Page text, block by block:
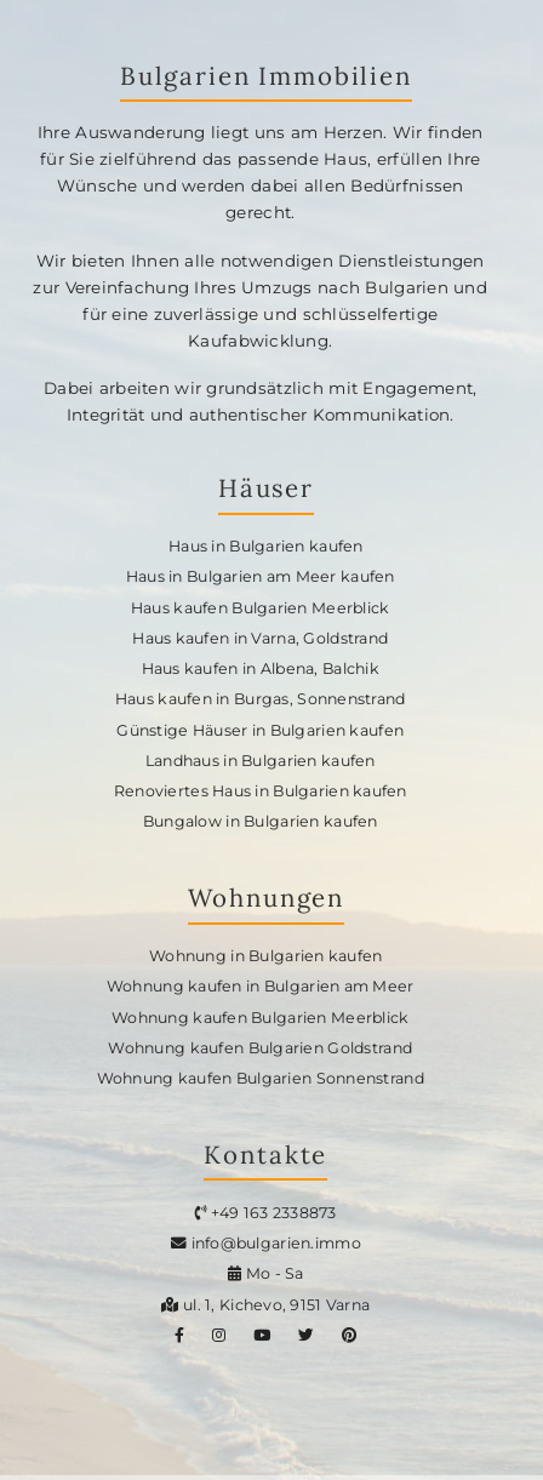
Bulgarien Immobilien
Ihre Auswanderung liegt uns am Herzen. Wir finden
für Sie zielführend das passende Haus, erfüllen Ihre
Wünsche und werden dabei allen Bedürfnissen
gerecht.
Wir bieten Ihnen alle notwendigen Dienstleistungen
zur Vereinfachung Ihres Umzugs nach Bulgarien und
für eine zuverlässige und schlüsselfertige
Kaufabwicklung.
Dabei arbeiten wir grundsätzlich mit Engagement,
Integrität und authentischer Kommunikation.
Häuser
Haus in Bulgarien kaufen
Haus in Bulgarien am Meer kaufen
Haus kaufen Bulgarien Meerblick
Haus kaufen in Varna, Goldstrand
Haus kaufen in Albena, Balchik
Haus kaufen in Burgas, Sonnenstrand
Günstige Häuser in Bulgarien kaufen
Landhaus in Bulgarien kaufen
Renoviertes Haus in Bulgarien kaufen
Bungalow in Bulgarien kaufen
Wohnungen
Wohnung in Bulgarien kaufen
Wohnung kaufen in Bulgarien am Meer
Wohnung kaufen Bulgarien Meerblick
Wohnung kaufen Bulgarien Goldstrand
Wohnung kaufen Bulgarien Sonnenstrand
Kontakte
+49 163 2338873
info@bulgarien.immo
Mo - Sa
ul. 1, Kichevo, 9151 Varna